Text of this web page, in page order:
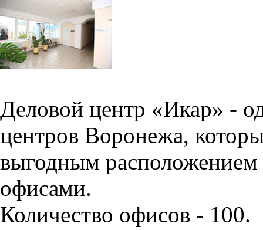
Деловой центр «Икар» -
центров Воронежа,
выгодным
офисами.
Количество офисов - 100.